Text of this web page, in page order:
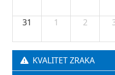
31 1 2
KVALITET ZRAKA